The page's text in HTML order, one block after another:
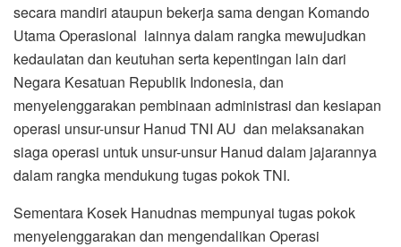
secara mandiri ataupun bekerja sama dengan Komando
Utama Operasional lainnya dalam rangka mewujudkan
kedaulatan dan keutuhan serta kepentingan lain dari
Negara Kesatuan Republik Indonesia, dan
menyelenggarakan pembinaan administrasi dan kesiapan
operasi unsur-unsur Hanud TNI AU dan melaksanakan
siaga operasi untuk unsur-unsur Hanud dalam jajarannya
dalam rangka mendukung tugas pokok TNI.
Sementara Kosek Hanudnas mempunyai tugas pokok
menyelenggarakan dan mengendalikan Operasi